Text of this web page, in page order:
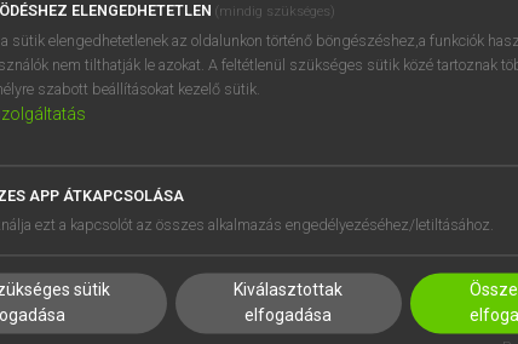
ELENGEDHETETLEN (mindig szükséges)
a sütik elengedhetetlenek az oldalunkon történő böngészéshez,a funkciók
nem tilthatják le azokat. A feltétlenül szükséges sütik közé tartoznak
szabott beállításokat kezelő sütik.
APP ÁTKAPCSOLÁSA
ezt a kapcsolót az összes alkalmazás engedélyezéséhez/letiltásához.
sütik
Kiválasztottak
elfogadása